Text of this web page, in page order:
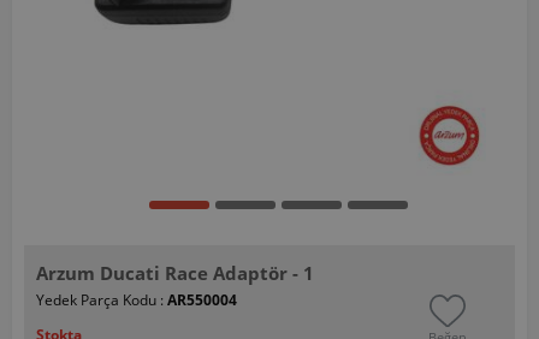
Arzum Ducati Race Adaptör - 1
Yedek Parça Kodu : AR550004
Stokta